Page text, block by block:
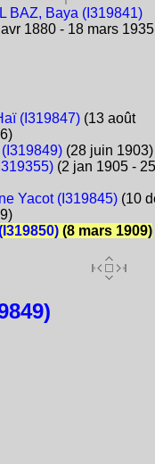
BAZ, Baya (I319841)
1880 - 18 mars 1935
(I319847)(13 août
(28 juin 1903)
(2 jan 1905 - 25
Yacot (I319845)(10
(8 mars 1909)